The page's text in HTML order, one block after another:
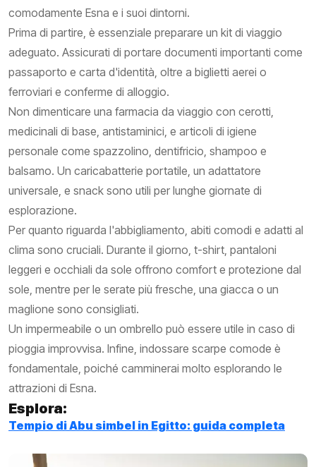
comodamente Esna e i suoi dintorni.
Prima di partire, è essenziale preparare un kit di viaggio
adeguato. Assicurati di portare documenti importanti come
passaporto e carta d'identità, oltre a biglietti aerei o
ferroviari e conferme di alloggio.
Non dimenticare una farmacia da viaggio con cerotti,
medicinali di base, antistaminici, e articoli di igiene
personale come spazzolino, dentifricio, shampoo e
balsamo. Un caricabatterie portatile, un adattatore
universale, e snack sono utili per lunghe giornate di
esplorazione.
Per quanto riguarda l'abbigliamento, abiti comodi e adatti al
clima sono cruciali. Durante il giorno, t-shirt, pantaloni
leggeri e occhiali da sole offrono comfort e protezione dal
sole, mentre per le serate più fresche, una giacca o un
maglione sono consigliati.
Un impermeabile o un ombrello può essere utile in caso di
pioggia improvvisa. Infine, indossare scarpe comode è
fondamentale, poiché camminerai molto esplorando le
attrazioni di Esna.
Esplora:
Tempio di Abu simbel in Egitto: guida completa